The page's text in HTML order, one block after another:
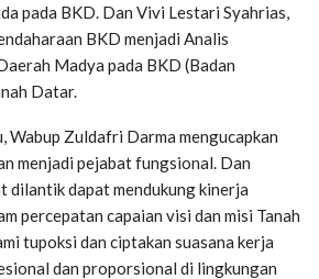
pada BKD. Dan Vivi Lestari Syahrias,
BKD menjadi Analis
Madya pada BKD (Badan
Datar.
Wabup Zuldafri Darma mengucapkan
menjadi pejabat fungsional. Dan
dilantik dapat mendukung kinerja
percepatan capaian visi dan misi Tanah
tupoksi dan ciptakan suasana kerja
dan proporsional di lingkungan